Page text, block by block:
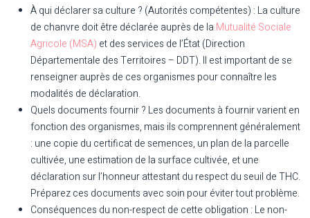
À qui déclarer sa culture ? (Autorités compétentes) : La culture
de chanvre doit être déclarée auprès de la Mutualité Sociale
Agricole (MSA) et des services de l’État (Direction
Départementale des Territoires – DDT). Il est important de se
renseigner auprès de ces organismes pour connaître les
modalités de déclaration.
Quels documents fournir ? Les documents à fournir varient en
fonction des organismes, mais ils comprennent généralement
: une copie du certificat de semences, un plan de la parcelle
cultivée, une estimation de la surface cultivée, et une
déclaration sur l’honneur attestant du respect du seuil de THC.
Préparez ces documents avec soin pour éviter tout problème.
Conséquences du non-respect de cette obligation : Le non-